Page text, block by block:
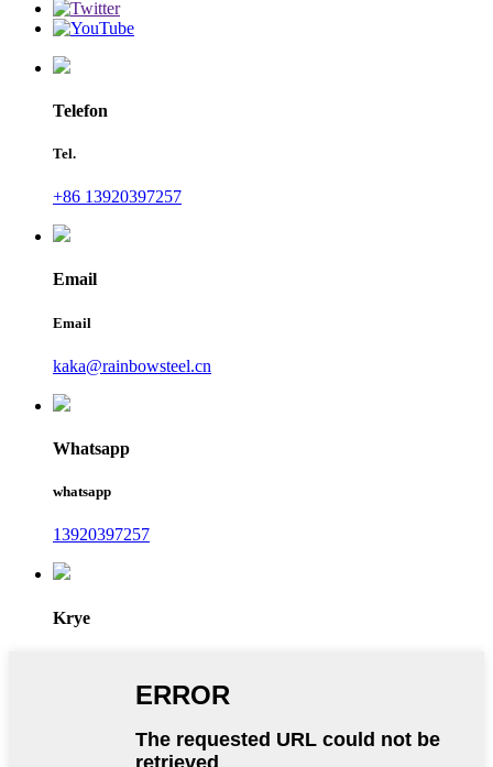
Telefon
Tel.
+86 13920397257
Email
Email
kaka@rainbowsteel.cn
Whatsapp
whatsapp
13920397257
Krye